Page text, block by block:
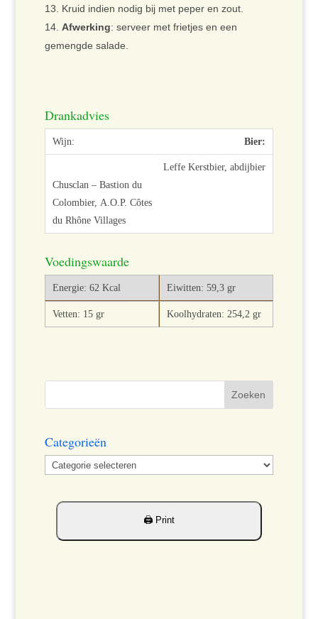
Kruid indien nodig bij met peper en zout.
Afwerking: serveer met frietjes en een
gemengde salade.
Drankadvies
Bier:
Leffe Kerstbier, abdijbier
Voedingswaarde
Energie: 62 Kcal Eiwitten: 59,3 gr
Vetten: 15 gr Koolhydraten: 254,2 gr
Categorieën
Categorieën